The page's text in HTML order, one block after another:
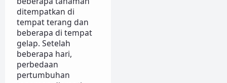
ditempatkan di
tempat terang dan
beberapa di tempat
gelap. Setelah
beberapa hari,
perbedaan
pertumbuhan